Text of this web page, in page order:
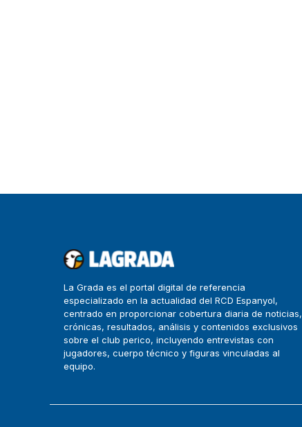
La Grada es el portal digital de referencia
especializado en la actualidad del RCD Espanyol,
centrado en proporcionar cobertura diaria de noticias,
crónicas, resultados, análisis y contenidos exclusivos
sobre el club perico, incluyendo entrevistas con
jugadores, cuerpo técnico y figuras vinculadas al
equipo.